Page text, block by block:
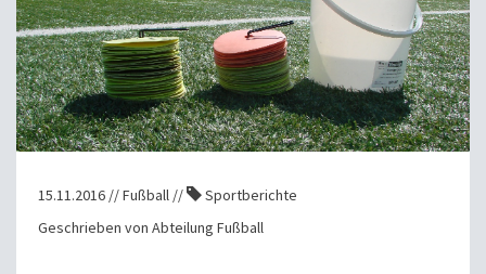
15.11.2016 // Fußball //
Sportberichte
Geschrieben von Abteilung Fußball